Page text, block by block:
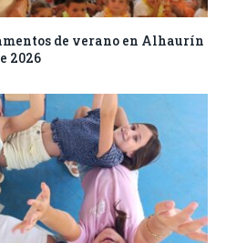
de verano en Alhaurín
2026